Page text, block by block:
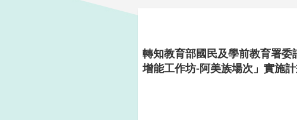
轉知教育部國民及學前教育署
增能工作坊-阿美族場次」實施